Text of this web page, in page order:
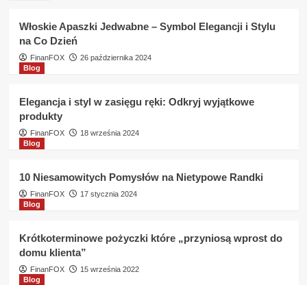
Włoskie Apaszki Jedwabne – Symbol Elegancji i Stylu
na Co Dzień
FinanFOX
26 października 2024
Blog
Elegancja i styl w zasięgu ręki: Odkryj wyjątkowe
produkty
FinanFOX
18 września 2024
Blog
10 Niesamowitych Pomysłów na Nietypowe Randki
FinanFOX
17 stycznia 2024
Blog
Krótkoterminowe pożyczki które „przyniosą wprost do
domu klienta”
FinanFOX
15 września 2022
Blog